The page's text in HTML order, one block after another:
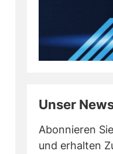
Unser
Abonnieren
und erhalten